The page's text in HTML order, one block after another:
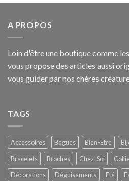
A PROPOS
Loin d'être une boutique comme
vous propose des articles aussi
vous guider par nos chères
TAGS
Accessoires Bagues Bien-Etre
Bracelets
Broches Chez-Soi
Décorations
Déguisements Eté